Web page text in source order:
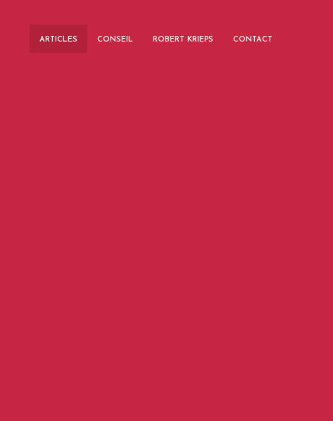
ARTICLES CONSEIL ROBERT KRIEPS CONTACT